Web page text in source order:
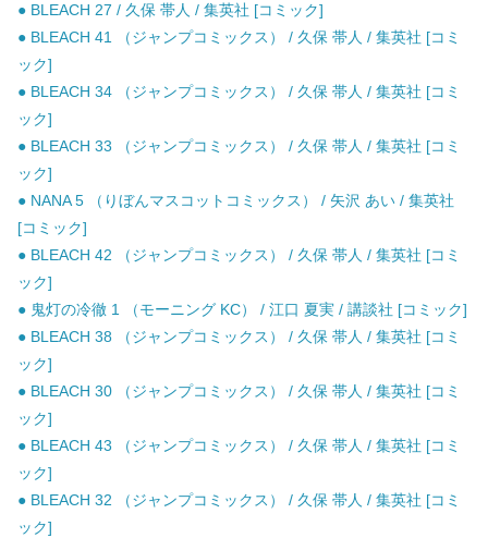
● BLEACH 27 / 久保 帯人 / 集英社 [コミック]
● BLEACH 41 （ジャンプコミックス） / 久保 帯人 / 集英社 [コミ
ック]
● BLEACH 34 （ジャンプコミックス） / 久保 帯人 / 集英社 [コミ
ック]
● BLEACH 33 （ジャンプコミックス） / 久保 帯人 / 集英社 [コミ
ック]
● NANA 5 （りぼんマスコットコミックス） / 矢沢 あい / 集英社
[コミック]
● BLEACH 42 （ジャンプコミックス） / 久保 帯人 / 集英社 [コミ
ック]
● 鬼灯の冷徹 1 （モーニング KC） / 江口 夏実 / 講談社 [コミック]
● BLEACH 38 （ジャンプコミックス） / 久保 帯人 / 集英社 [コミ
ック]
● BLEACH 30 （ジャンプコミックス） / 久保 帯人 / 集英社 [コミ
ック]
● BLEACH 43 （ジャンプコミックス） / 久保 帯人 / 集英社 [コミ
ック]
● BLEACH 32 （ジャンプコミックス） / 久保 帯人 / 集英社 [コミ
ック]